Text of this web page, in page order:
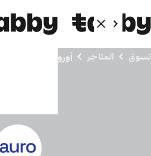
تسوق المتاجر أورو إسينشالز